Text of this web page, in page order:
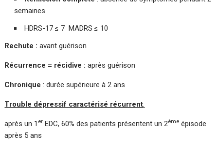
semaines
HDRS-17 ≤ 7 MADRS ≤ 10
Rechute :avant guérison
Récurrence = récidive :après guérison
Chronique : durée supérieure à 2 ans
Trouble dépressif caractérisé récurrent:
après un 1 er EDC, 60% des patients présentent un 2ème épisode
après 5 ans